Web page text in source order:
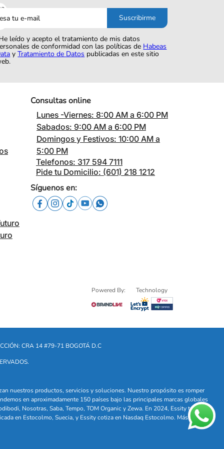
Suscribirme
leído y acepto el tratamiento de mis datos
de conformidad con las políticas de Habeas
yTratamiento de Datos publicadas en este sitio
Consultas online
Lunes -Viernes: 8:00 AM a 6:00 PM
Sabados: 9:00 AM a 6:00 PM
Domingos y Festivos: 10:00 AM a
5:00 PM
Telefonos: 317 594 7111
Pide tu Domicilio: (601) 218 1212
Síguenos en:
Powered By: Technology
CRA 14 #79-71 BOGOTÁ D.C
nuestros productos, servicios y soluciones. Nuestro propósito es romper
en aproximadamente 150 países bajo las principales marcas globales
Nosotras, Saba, Tempo, TOM Organic y Zewa. En 2024, Essity tuvo
en Estocolmo, Suecia, y Essity cotiza en Nasdaq Estocolmo. Más